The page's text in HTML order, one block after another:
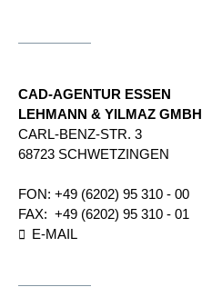
CAD-AGENTUR ESSEN
LEHMANN & YILMAZ GMBH
CARL-BENZ-STR. 3
68723 SCHWETZINGEN
FON: +49 (6202) 95 310 - 00
FAX: +49 (6202) 95 310 - 01
E-MAIL